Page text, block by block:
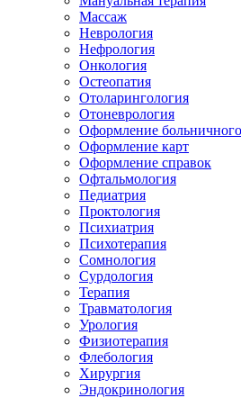
Массаж
Неврология
Нефрология
Онкология
Остеопатия
Отоларингология
Отоневрология
Оформление
Оформление карт
Оформление справок
Офтальмология
Педиатрия
Проктология
Психиатрия
Психотерапия
Сомнология
Сурдология
Терапия
Травматология
Урология
Физиотерапия
Флебология
Хирургия
Эндокринология